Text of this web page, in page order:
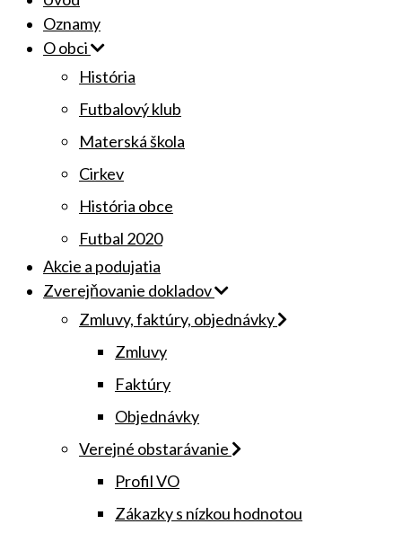
Oznamy
O obci
História
Futbalový klub
Materská škola
Cirkev
História obce
Futbal 2020
Akcie a podujatia
Zverejňovanie dokladov
Zmluvy, faktúry, objednávky
Zmluvy
Faktúry
Objednávky
Verejné obstarávanie
Profil VO
Zákazky s nízkou hodnotou